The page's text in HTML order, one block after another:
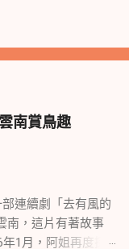
南賞鳥趣
續劇「去有風的
南，這片有著故事
1月，阿姐再度探